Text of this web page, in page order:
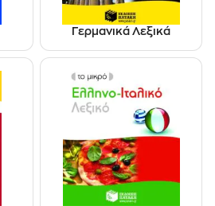
Γερμανικά Λεξικά